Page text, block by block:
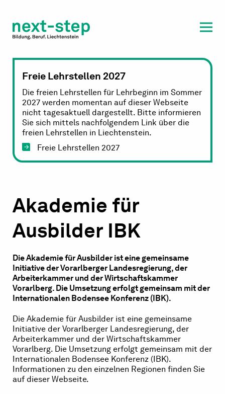
Beratung & Unterstützung
Freie Lehrstellen 2027
Die freien Lehrstellen für Lehrbeginn im Sommer
2027 werden momentan auf dieser Webseite
nicht tagesaktuell dargestellt. Bitte informieren
Sie sich mittels nachfolgendem Link über die
freien Lehrstellen in Liechtenstein.
Freie Lehrstellen 2027
Akademie für
Ausbilder IBK
Die Akademie für Ausbilder ist eine gemeinsame
Initiative der Vorarlberger Landesregierung, der
Arbeiterkammer und der Wirtschaftskammer
Vorarlberg. Die Umsetzung erfolgt gemeinsam mit der
Internationalen Bodensee Konferenz (IBK).
Die Akademie für Ausbilder ist eine gemeinsame
Initiative der Vorarlberger Landesregierung, der
Arbeiterkammer und der Wirtschaftskammer
Vorarlberg. Die Umsetzung erfolgt gemeinsam mit der
Internationalen Bodensee Konferenz (IBK).
Informationen zu den einzelnen Regionen finden Sie
auf dieser Webseite.